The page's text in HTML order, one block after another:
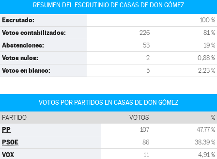
RESUMEN DEL ESCRUTINIO DE CASAS DE DON GÓMEZ
Escrutado: 100 %
Votos contabilizados: 226 81 %
Abstenciones: 53 19 %
Votos nulos: 2 0,88 %
Votos en blanco: 5 2,23 %
VOTOS POR PARTIDOS EN CASAS DE DON GÓMEZ
PARTIDO VOTOS %
PP 107 47,77 %
PSOE 86 38,39 %
VOX 11 4,91 %